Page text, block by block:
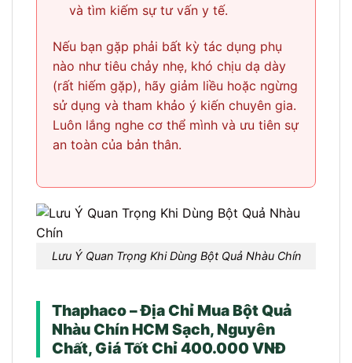
và tìm kiếm sự tư vấn y tế.
Nếu bạn gặp phải bất kỳ tác dụng phụ
nào như tiêu chảy nhẹ, khó chịu dạ dày
(rất hiếm gặp), hãy giảm liều hoặc ngừng
sử dụng và tham khảo ý kiến chuyên gia.
Luôn lắng nghe cơ thể mình và ưu tiên sự
an toàn của bản thân.
Lưu Ý Quan Trọng Khi Dùng Bột Quả Nhàu Chín
Thaphaco – Địa Chỉ Mua Bột Quả
Nhàu Chín HCM Sạch, Nguyên
Chất, Giá Tốt Chỉ 400.000 VNĐ